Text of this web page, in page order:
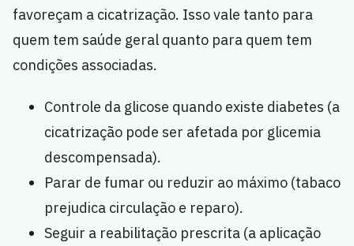
favoreçam a cicatrização. Isso vale tanto para
quem tem saúde geral quanto para quem tem
condições associadas.
Controle da glicose quando existe diabetes (a
cicatrização pode ser afetada por glicemia
descompensada).
Parar de fumar ou reduzir ao máximo (tabaco
prejudica circulação e reparo).
Seguir a reabilitação prescrita (a aplicação